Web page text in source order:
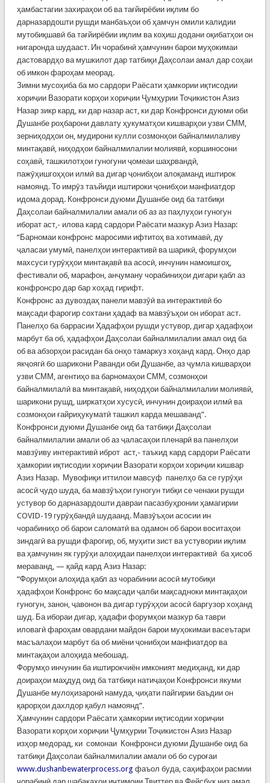
ҳамбастагии захираҳои об ва тағйирёбии иқлим бо
дарназардошти рушди манбаъҳои об ҳамчун омили калидии
мутобиқшавӣ ба тағйирёбии иқлим ва коҳиш додани оқибатҳои он
нигаронда шудааст. Ин чорабинӣ ҳамчунин барои муҳокимаи
дастовардҳо ва мушкилот дар татбиқи Даҳсолаи амал дар соҳаи
об имкон фароҳам меорад.
Зимни мусоҳиба ба мо сардори Раёсати ҳамкории иқтисодии
хориҷии Вазорати корҳои хориҷии Ҷумҳурии Тоҷикистон Азиз
Назар зикр кард, ки дар назар аст, ки дар Конфронси дуюми оби
Душанбе роҳбарони давлату ҳукуматҳои кишварҳои узви СММ,
зерниҳодҳои он, мудирони кулли созмонҳои байналмилаливу
минтақавӣ, ниҳодҳои байналмилалии молиявӣ, коршиносони
соҳавӣ, ташкилотҳои гуногуни ҷомеаи шаҳрвандӣ,
пажӯҳишгоҳҳои илмӣ ва дигар ҷонибҳои алоқаманд иштирок
намоянд. То имрӯз таъйиди иштироки ҷонибҳои манфиатдор
идома дорад. Конфронси дуюми Душанбе оид ба татбиқи
Даҳсолаи байналмилалии амали об аз аз паҳлуҳои гуногун
иборат аст,- илова кард сардори Раёсати мазкур Азиз Назар:
“Барномаи конфронс маросими ифтитоҳ ва хотимавӣ, ду
ҷаласаи умумӣ, панелҳои интерактивӣ ва шарикӣ, форумҳои
махсуси гурӯҳҳои минтақавӣ ва асосӣ, инчунин намоишгоҳ,
фестивали об, марафон, анҷуману чорабиниҳои дигари қабл аз
конфронсро дар бар хоҳад гирифт.
Конфронс аз дувоздаҳ панели мавзӯӣ ва интерактивӣ бо
мақсади фарогир сохтани ҳадаф ва мавзӯъҳои он иборат аст.
Панелҳо ба баррасии Ҳадафҳои рушди устувор, дигар ҳадафҳои
марбут ба об, ҳадафҳои Даҳсолаи байналмилалии амал оид ба
об ва абзорҳои расидан ба онҳо тамаркуз хоҳанд кард. Онҳо дар
якҷоягӣ бо шарикони Раванди оби Душанбе, аз ҷумла кишварҳои
узви СММ, агентиҳо ва барномаҳои СММ, созмонҳои
байналмилалӣ ва минтақавӣ, ниҳодҳои байналмилалии молиявӣ,
шарикони рушд, ширкатҳои хусусӣ, инчунин доираҳои илмӣ ва
созмонҳои ғайриҳукуматӣ ташкил карда мешаванд”.
Конфронси дуюми Душанбе оид ба татбиқи Даҳсолаи
байналмилалии амали об аз ҷаласаҳои пленарӣ ва панелҳои
мавзӯиву интерактивӣ иброт аст,- таъкид кард сардори Раёсати
ҳамкории иқтисодии хориҷии Вазорати корҳои хориҷии кишвар
Азиз Назар. Мувофиқи иттилои мавсуф панелҳо ба се гурӯҳи
асосӣ ҷудо шуда, ба мавзӯъҳои гуногун тибқи се ченаки рушди
устувор бо дарназардошти давраи пасазбуҳронии ҳамагирии
COVID-19 гурӯҳбандӣ шудаанд. Мавзӯъҳои асосии ин
чорабиниҳо об барои саломатӣ ва одамон об барои воситаҳои
зиндагӣ ва рушди фарогир, об, муҳити зист ва устувории иқлим
ва ҳамчунин як гурӯҳи алоҳидаи панелҳои интерактивӣ ба ҳисоб
мераванд, — қайд кард Азиз Назар:
“Форумҳои алоҳида қабл аз чорабинии асосӣ мутобиқи
ҳадафҳои Конфронс бо мақсади ҷалби мақсадноки минтақаҳои
гуногун, занон, ҷавонон ва дигар гурӯҳҳои асосӣ баргузор хоҳанд
шуд. Ба ибораи дигар, ҳадафи форумҳои мазкур ба таври
иловагӣ фароҳам овардани майдон барои муҳокимаи васеътари
масъалаҳои марбут ба об миёни ҷонибҳои манфиатдор ва
минтақаҳои алоҳида мебошад.
Форумҳо инчунин ба иштирокчиён имконият медиҳанд, ки дар
доираҳои маҳдуд оид ба татбиқи натиҷаҳои Конфронси якуми
Душанбе мулоҳизаронӣ намуда, ҷиҳати пайгирии баъдии он
қарорҳои дахлдор қабул намоянд”.
Ҳамчунин сардори Раёсати ҳамкории иқтисодии хориҷии
Вазорати корҳои хориҷии Ҷумҳурии Тоҷикистон Азиз Назар
изҳор медорад, ки сомонаи Конфронси дуюми Душанбе оид ба
татбиқи Даҳсолаи байналмилалии амали об бо суроғаи
www.dushanbewaterprocess.org фаъол буда, саҳифаҳои расмии